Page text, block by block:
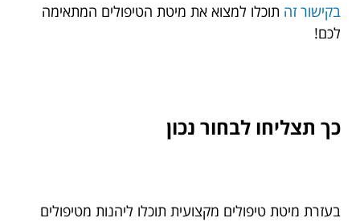
בקישור זה תוכלו למצוא את מיטת הטיפולים המתאימה
לכם!
כך תצליחו לבחור נכון
בעזרת מיטת טיפולים מקצועית תוכלו ליהנות מטיפולים